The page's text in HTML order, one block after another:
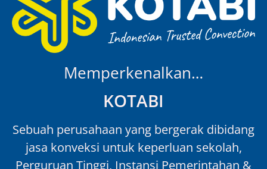
Memperkenalkan…
KOTABI
Sebuah perusahaan yang bergerak dibidang
jasa konveksi untuk keperluan sekolah,
Perguruan Tinggi, Instansi Pemerintahan &